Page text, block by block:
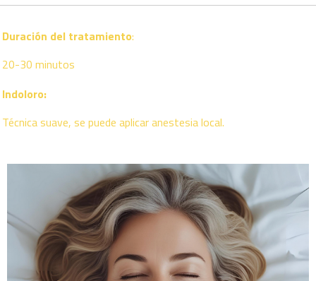
Duración del tratamiento:
20-30 minutos
Indoloro:
Técnica suave, se puede aplicar anestesia local.